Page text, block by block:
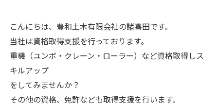
こんにちは、豊和土木有限会社の諸喜田です。
当社は資格取得支援を行っております。
重機（ユンボ・クレーン・ローラー）など資格取得しス
キルアップ
をしてみませんか？
その他の資格、免許なども取得支援を行います。